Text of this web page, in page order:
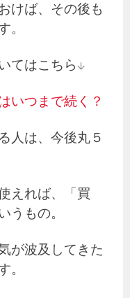
けば、その後も
。
てはこちら↓
いつまで続く？
人は、今後丸５
えれば、「買
うもの。
が波及してきた
。